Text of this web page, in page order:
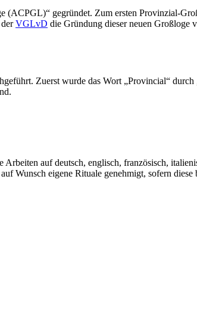
gegründet. Zum ersten Provinzial-
derVGLvD die Gründung dieser neuen Großloge
Zuerst wurde das Wort „Provincial“
auf deutsch, englisch, französisch,
Wunsch eigene Rituale genehmigt, sofern diese